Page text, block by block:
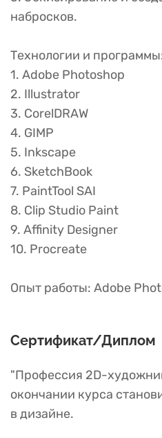
набросков.
Технологии и
1. Adobe Photoshop
2. Illustrator
3. CorelDRAW
4. GIMP
5. Inkscape
6. SketchBook
7. PaintTool SAI
8. Clip Studio Paint
9. Affinity Designer
10. Procreate
Опыт работы: Adobe
Сертификат/Диплом
"Профессия 2D-
окончании курса
в дизайне.